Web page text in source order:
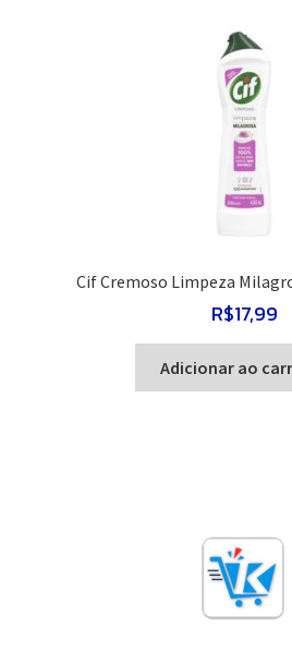
Cif Cremoso Limpeza
R$17,99
Adicionar ao